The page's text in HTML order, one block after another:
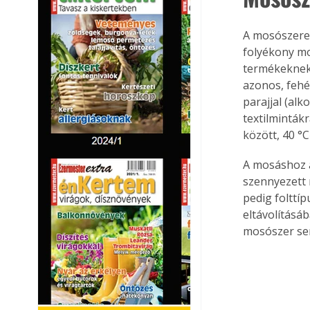
A
folyékony
azonos,
parajjal
között, 40
A
pedig
mosószer